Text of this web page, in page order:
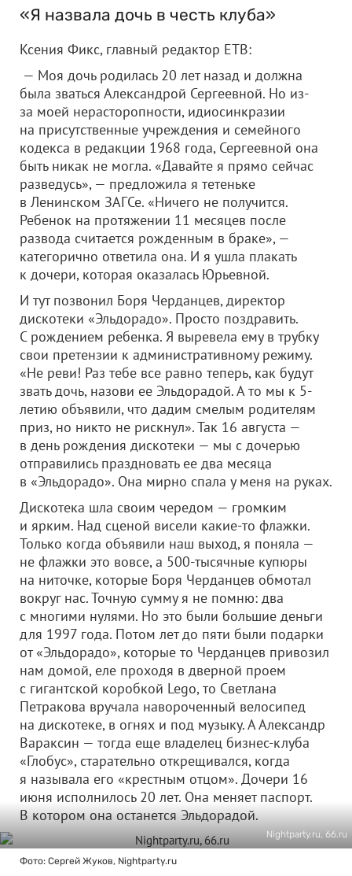
«Я назвала дочь в честь клуба»
Ксения Фикс, главный редактор ЕТВ:
— Моя дочь родилась 20 лет назад и должна
была зваться Александрой Сергеевной. Но из-
за моей нерасторопности, идиосинкразии
на присутственные учреждения и семейного
кодекса в редакции 1968 года, Сергеевной она
быть никак не могла. «Давайте я прямо сейчас
разведусь», — предложила я тетеньке
в Ленинском ЗАГСе. «Ничего не получится.
Ребенок на протяжении 11 месяцев после
развода считается рожденным в браке», —
категорично ответила она. И я ушла плакать
к дочери, которая оказалась Юрьевной.
И тут позвонил Боря Черданцев, директор
дискотеки «Эльдорадо». Просто поздравить.
С рождением ребенка. Я выревела ему в трубку
свои претензии к административному режиму.
«Не реви! Раз тебе все равно теперь, как будут
звать дочь, назови ее Эльдорадой. А то мы к 5-
летию объявили, что дадим смелым родителям
приз, но никто не рискнул». Так 16 августа —
в день рождения дискотеки — мы с дочерью
отправились праздновать ее два месяца
в «Эльдорадо». Она мирно спала у меня на руках.
Дискотека шла своим чередом — громким
и ярким. Над сценой висели какие-то флажки.
Только когда объявили наш выход, я поняла —
не флажки это вовсе, а 500-тысячные купюры
на ниточке, которые Боря Черданцев обмотал
вокруг нас. Точную сумму я не помню: два
с многими нулями. Но это были большие деньги
для 1997 года. Потом лет до пяти были подарки
от «Эльдорадо», которые то Черданцев привозил
нам домой, еле проходя в дверной проем
с гигантской коробкой Lego, то Светлана
Петракова вручала навороченный велосипед
на дискотеке, в огнях и под музыку. А Александр
Вараксин — тогда еще владелец бизнес-клуба
«Глобус», старательно открещивался, когда
я называла его «крестным отцом». Дочери 16
июня исполнилось 20 лет. Она меняет паспорт.
В котором она останется Эльдорадой.
Nightparty.ru, 66.ru
Фото: Сергей Жуков, Nightparty.ru